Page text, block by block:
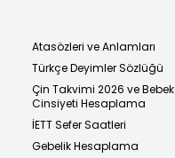
Atasözleri ve Anlamları
Türkçe Deyimler Sözlüğü
Çin Takvimi 2026 ve Bebek
Cinsiyeti Hesaplama
İETT Sefer Saatleri
Gebelik Hesaplama